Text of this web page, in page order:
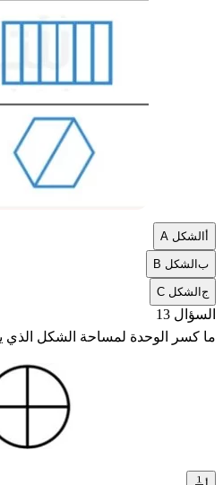
الشكل A
بالشكل B
جالشكل C
السؤال 13
ما كسر الوحدة لمساحة الشكل الذي